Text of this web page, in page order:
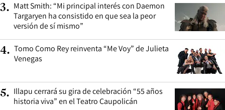
3. Matt Smith: “Mi principal interés con Daemon
Targaryen ha consistido en que sea la peor
versión de sí mismo”
4. Tomo Como Rey reinventa “Me Voy” de Julieta
Venegas
5. Illapu cerrará su gira de celebración “55 años
historia viva” en el Teatro Caupolicán